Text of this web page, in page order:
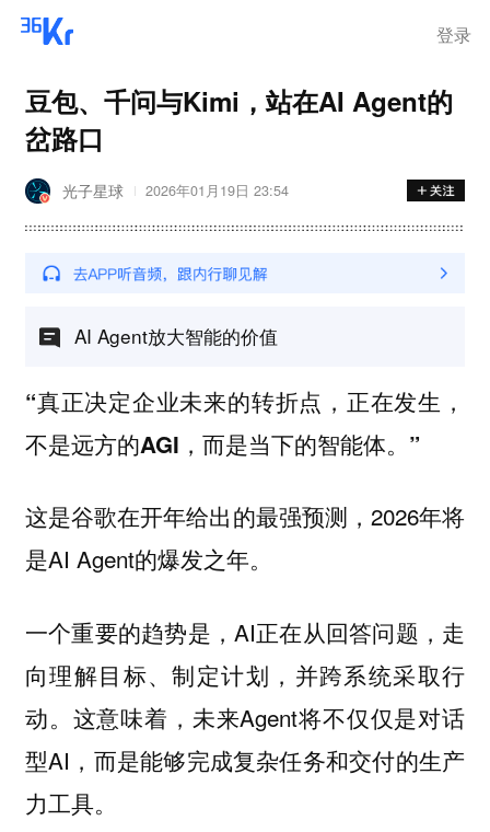
登录
豆包、千问与Kimi，站在AI Agent的
岔路口
光子星球 2026年01月19日 23:54
AI Agent放大智能的价值
“真正决定企业未来的转折点，正在发生，
不是远方的AGI，而是当下的智能体。”
这是谷歌在开年给出的最强预测，2026年将
是AI Agent的爆发之年。
一个重要的趋势是，AI正在从回答问题，走
向理解目标、制定计划，并跨系统采取行
动。这意味着，未来Agent将不仅仅是对话
型AI，而是能够完成复杂任务和交付的生产
力工具。